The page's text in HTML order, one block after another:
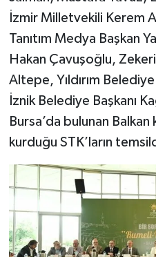
İzmir Milletvekili Kerem
Tanıtım Medya Başkan
Hakan Çavuşoğlu,
Altepe, Yıldırım
İznik Belediye Başkanı
Bursa’da bulunan
kurduğu STK’ların